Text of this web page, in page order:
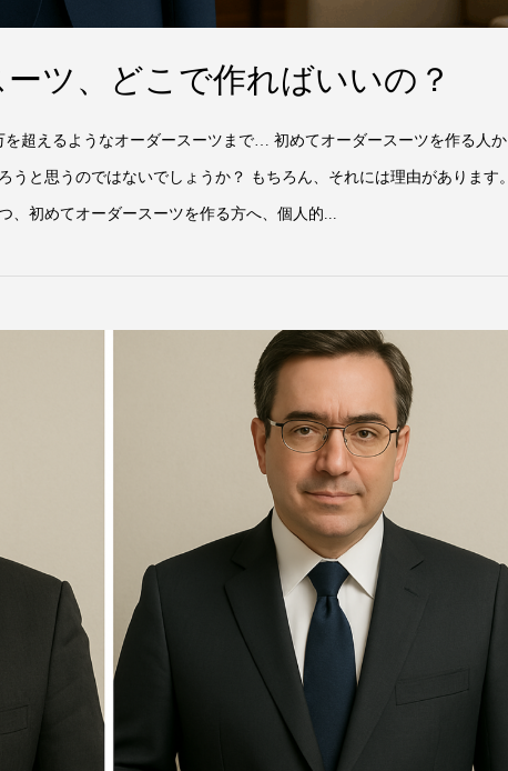
ツ、どこで作ればいいの？
超えるようなオーダースーツまで… 初めてオーダースーツを作る人か
うと思うのではないでしょうか？ もちろん、それには理由があります。
、初めてオーダースーツを作る方へ、個人的...